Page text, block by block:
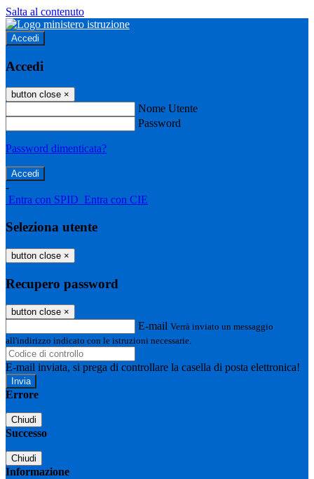
Salta al contenuto
Accedi
Accedi
button close ×
Nome Utente
Password
Password dimenticata?
-
Entra con SPID Entra con CIE
Seleziona utente
button close ×
Recupero password
button close ×
E-mail Verrà inviato un messaggio
all'indirizzo indicato con le istruzioni necessarie.
E-mail inviata, si prega di controllare la casella di posta elettronica!
Errore
Chiudi
Successo
Chiudi
Informazione